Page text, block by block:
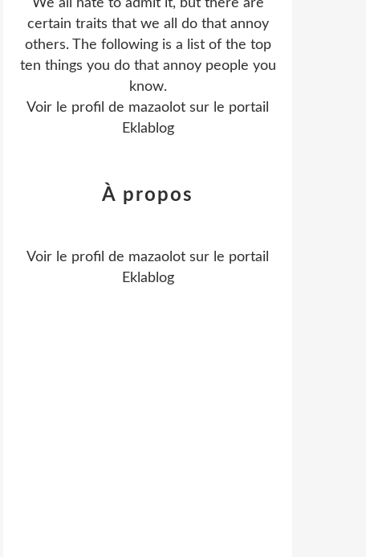
We all hate to admit it, but there are
certain traits that we all do that annoy
others. The following is a list of the top
ten things you do that annoy people you
know.
Voir le profil de mazaolot sur le portail
Eklablog
À propos
Voir le profil de mazaolot sur le portail
Eklablog